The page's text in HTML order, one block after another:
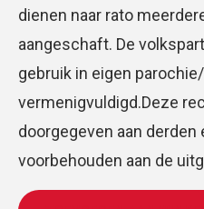
dienen naar rato
aangeschaft. De
gebruik in eigen
vermenigvuldigd.Deze
doorgegeven aan
voorbehouden aan de